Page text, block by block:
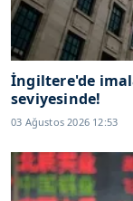
İngiltere'de
seviyesinde!
03 Ağustos 2026 12:53